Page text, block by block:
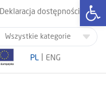
Deklaracja dostępności
PL ENG